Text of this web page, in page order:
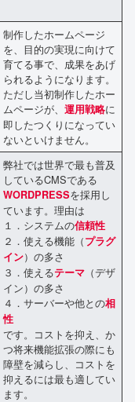
制作したホームページ
を、目的の実現に向けて
育てる事で、成果をあげ
られるようになります。
ただし当初制作したホー
ムページが、運用戦略に
即したつくりになってい
ないといけません。
弊社では世界で最も普及
しているCMSである
WORDPRESSを採用し
ています。理由は
１．システムの信頼性
２．使える機能（プラグ
イン）の多さ
３．使えるテーマ （デザ
イン）の多さ
４．サーバーや他との相
性
です。コストを抑え、か
つ将来機能拡張の際にも
障壁を減らし、コストを
抑えるには最も適してい
ます。